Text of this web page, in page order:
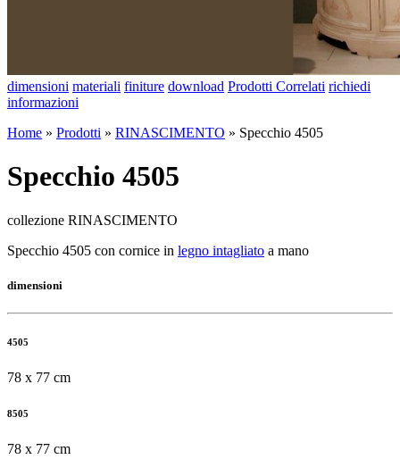
dimensioni materiali finiture download Prodotti Correlati richiedi
informazioni
Home » Prodotti » RINASCIMENTO » Specchio 4505
Specchio 4505
collezione RINASCIMENTO
Specchio 4505 con cornice in legno intagliato a mano
dimensioni
4505
78 x 77 cm
8505
78 x 77 cm